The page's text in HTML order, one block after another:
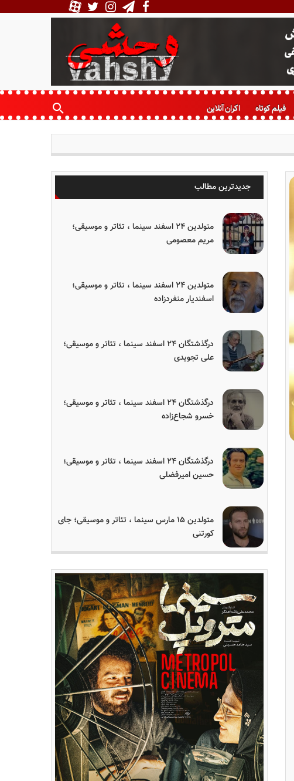
فیلم کوتاه اکران آنلاین
جدیدترین مطالب
متولدین ۲۴ اسفند سینما ، تئاتر و موسیقی؛
مریم معصومی
متولدین ۲۴ اسفند سینما ، تئاتر و موسیقی؛
اسفندیار منفردزاده
درگذشتگان ۲۴ اسفند سینما ، تئاتر و موسیقی؛
علی تجویدی
درگذشتگان ۲۴ اسفند سینما ، تئاتر و موسیقی؛
خسرو شجاع‌زاده
درگذشتگان ۲۴ اسفند سینما ، تئاتر و موسیقی؛
حسین امیرفضلی
متولدین ۱۵ مارس سینما ، تئاتر و موسیقی؛ جای
کورتنی